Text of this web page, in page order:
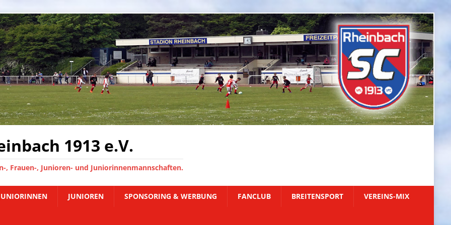
1913 e.V.
, Frauen-, Junioren- und Juniorinnenmannschaften.
JUNIOREN SPONSORING & WERBUNG FANCLUB BREITENSPORT VEREINS-MIX